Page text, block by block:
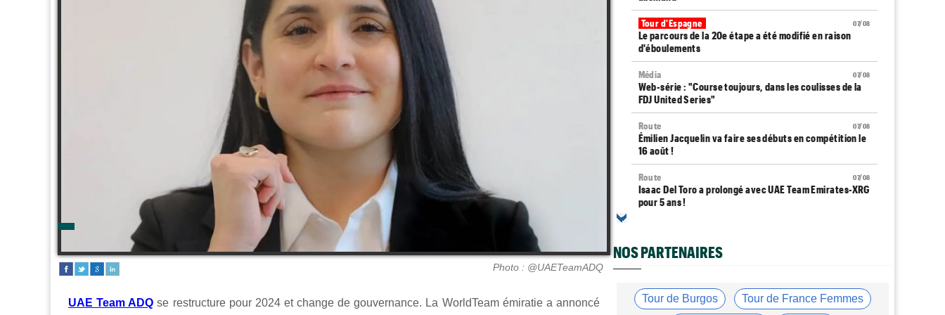
Photo : @UAETeamADQ
UAE Team ADQ se restructure pour 2024 et change de gouvernance. La WorldTeam émiratie a annoncé
07/08
Tour d'Espagne
Le parcours de la 20e étape a été modifié en raison
d'éboulements
07/08
Média
Web-série : "Course toujours, dans les coulisses de la
FDJ United Series"
07/08
Route
Émilien Jacquelin va faire ses débuts en compétition le
16 août !
07/08
Route
Isaac Del Toro a prolongé avec UAE Team Emirates-XRG
pour 5 ans !
monnaie courante"
Le Mercato vélo est ouvert... toutes les dernières infos
et rumeurs
NOS PARTENAIRES
Tour de Burgos Tour de France Femmes